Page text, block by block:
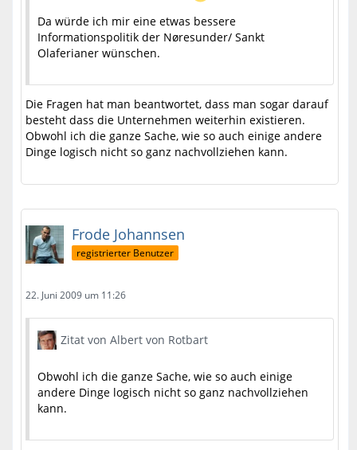
Da würde ich mir eine etwas bessere
Informationspolitik der Nøresunder/ Sankt
Olaferianer wünschen.
Die Fragen hat man beantwortet, dass man sogar darauf
besteht dass die Unternehmen weiterhin existieren.
Obwohl ich die ganze Sache, wie so auch einige andere
Dinge logisch nicht so ganz nachvollziehen kann.
Frode Johannsen
registrierter Benutzer
22. Juni 2009 um 11:26
Zitat von Albert von Rotbart
Obwohl ich die ganze Sache, wie so auch einige
andere Dinge logisch nicht so ganz nachvollziehen
kann.